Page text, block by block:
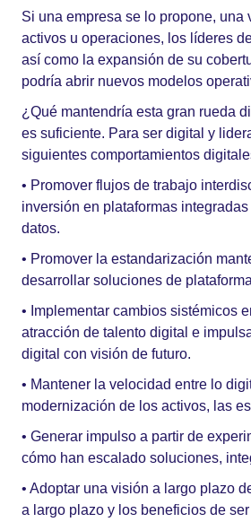
Si una empresa se lo propone,
activos u operaciones, los líderes
así como la expansión de su
podría abrir nuevos modelos
¿Qué mantendría esta gran rueda
es suficiente. Para ser digital y
siguientes comportamientos
• Promover flujos de trabajo
inversión en plataformas
datos.
• Promover la estandarización
desarrollar soluciones de
• Implementar cambios sistémicos
atracción de talento digital e
digital con visión de futuro.
• Mantener la velocidad entre lo
modernización de los activos, las
• Generar impulso a partir de
cómo han escalado soluciones,
• Adoptar una visión a largo plazo
a largo plazo y los beneficios de